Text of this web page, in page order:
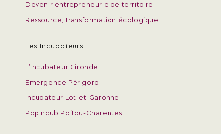
Devenir entrepreneur.e de territoire
Ressource, transformation écologique
Les Incubateurs
L’Incubateur Gironde
Emergence Périgord
Incubateur Lot-et-Garonne
PopIncub Poitou-Charentes